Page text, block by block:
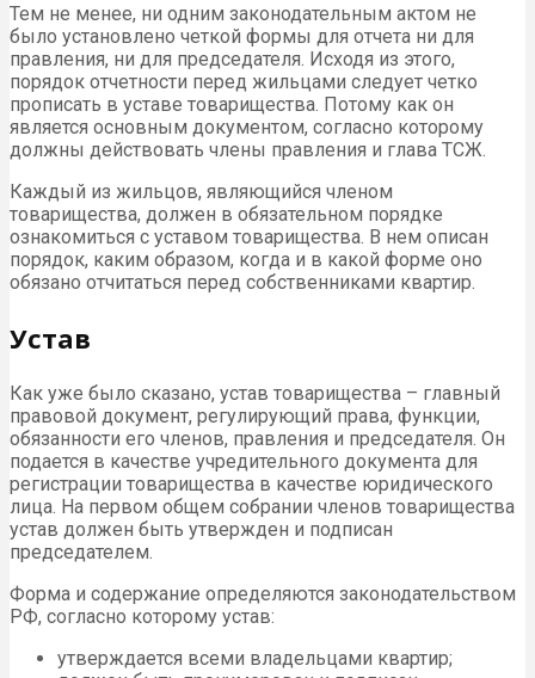
Тем не менее, ни одним законодательным актом не
было установлено четкой формы для отчета ни для
правления, ни для председателя. Исходя из этого,
порядок отчетности перед жильцами следует четко
прописать в уставе товарищества. Потому как он
является основным документом, согласно которому
должны действовать члены правления и глава ТСЖ.
Каждый из жильцов, являющийся членом
товарищества, должен в обязательном порядке
ознакомиться с уставом товарищества. В нем описан
порядок, каким образом, когда и в какой форме оно
обязано отчитаться перед собственниками квартир.
Устав
Как уже было сказано, устав товарищества – главный
правовой документ, регулирующий права, функции,
обязанности его членов, правления и председателя. Он
подается в качестве учредительного документа для
регистрации товарищества в качестве юридического
лица. На первом общем собрании членов товарищества
устав должен быть утвержден и подписан
председателем.
Форма и содержание определяются законодательством
РФ, согласно которому устав:
утверждается всеми владельцами квартир;